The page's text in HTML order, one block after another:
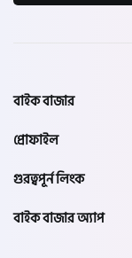
বাইক বাজার
প্রোফাইল
গুরত্বপূর্ন লিংক
বাইক বাজার অ্যাপ